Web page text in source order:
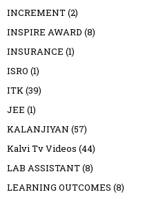
INCREMENT(2)
INSPIRE AWARD (8)
INSURANCE (1)
ISRO (1)
ITK (39)
JEE (1)
KALANJIYAN (57)
Kalvi Tv Videos (44)
LAB ASSISTANT(8)
LEARNING OUTCOMES (8)